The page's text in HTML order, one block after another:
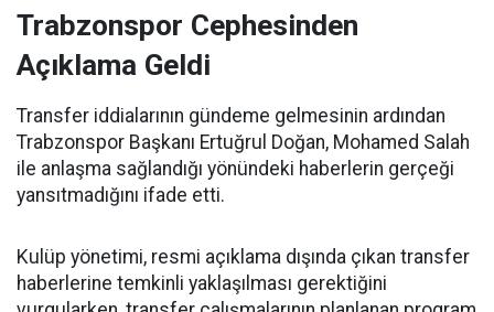
Trabzonspor Cephesinden
Açıklama Geldi
Transfer iddialarının gündeme gelmesinin ardından
Trabzonspor Başkanı Ertuğrul Doğan, Mohamed Salah
ile anlaşma sağlandığı yönündeki haberlerin gerçeği
yansıtmadığını ifade etti.
Kulüp yönetimi, resmi açıklama dışında çıkan transfer
haberlerine temkinli yaklaşılması gerektiğini